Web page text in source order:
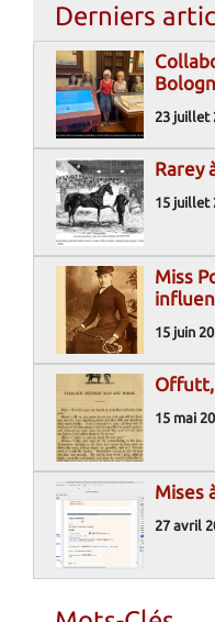
Derniers
23 juillet
Rarey
15 juillet
Miss
15 juin
Offutt,
15 mai
Mises
27 avril